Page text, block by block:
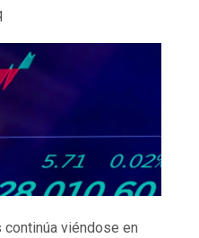
continúa viéndose en